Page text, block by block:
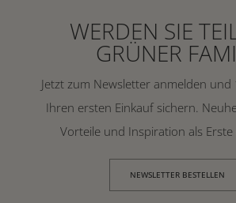
WERDEN SIE
GRÜNER
Jetzt zum Newsletter anmelden
Ihren ersten Einkauf sichern.
Vorteile und Inspiration als Erste
NEWSLETTER BESTELLEN